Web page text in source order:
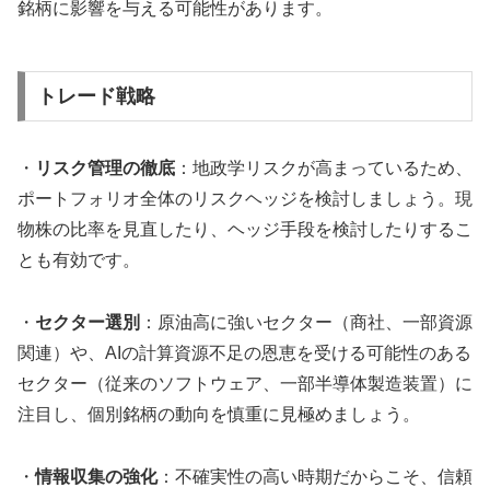
銘柄に影響を与える可能性があります。
トレード戦略
・ リスク管理の徹底 ：地政学リスクが高まっているため、
ポートフォリオ全体のリスクヘッジを検討しましょう。現
物株の比率を見直したり、ヘッジ手段を検討したりするこ
とも有効です。
・ セクター選別 ：原油高に強いセクター（商社、一部資源
関連）や、AIの計算資源不足の恩恵を受ける可能性のある
セクター（従来のソフトウェア、一部半導体製造装置）に
注目し、個別銘柄の動向を慎重に見極めましょう。
・情報収集の強化：不確実性の高い時期だからこそ、信頼